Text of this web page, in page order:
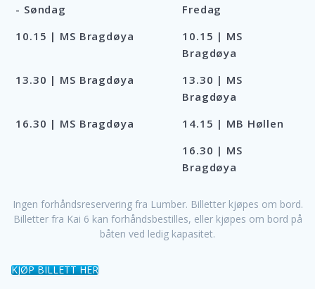
- Søndag
Fredag
10.15 | MS Bragdøya
10.15 | MS
Bragdøya
13.30 | MS Bragdøya
13.30 | MS
Bragdøya
16.30 | MS Bragdøya
14.15 | MB Høllen
16.30 | MS
Bragdøya
Ingen forhåndsreservering fra Lumber. Billetter kjøpes om bord.
Billetter fra Kai 6 kan forhåndsbestilles, eller kjøpes om bord på
båten ved ledig kapasitet.
KJØP BILLETT HER